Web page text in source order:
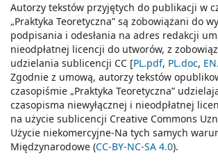
Autorzy tekstów przyjętych do publikacji w
„Praktyka Teoretyczna” są zobowiązani do
podpisania i odesłania na adres redakcji
nieodpłatnej licencji do utworów, z
udzielania sublicencji CC [PL.pdf, PL.doc,
Zgodnie z umową, autorzy tekstów
czasopiśmie „Praktyka Teoretyczna”
czasopisma niewyłącznej i nieodpłatnej
na użycie sublicencji Creative Commons
Użycie niekomercyjne-Na tych samych
Międzynarodowe (CC-BY-NC-SA 4.0).